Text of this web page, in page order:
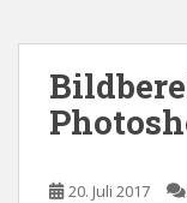
20. Juli 2017